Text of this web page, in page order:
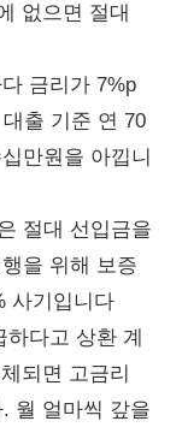
없으면 절대
금리가 7%p
출 기준 연 70
만원을 아낍니
절대 선입금을
을 위해 보증
사기입니다
하다고 상환 계
되면 고금리
월 얼마씩 갚을